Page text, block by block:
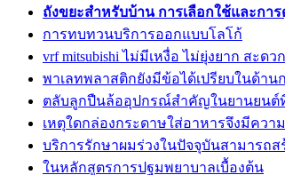
ถังขยะสำหรับบ้าน การเลือกใช้และกา
การทบทวนบริการออกแบบโลโก้
vrf mitsubishi ไม่มีเหงื่อ ไม่ยุ่งยาก สะด
พาเลทพลาสติกยังมีข้อได้เปรียบในด้า
ตลับลูกปืนล้ออุปกรณ์สำคัญในยานยนต์
เหตุใดกล่องกระดาษใส่อาหารจึงมีควา
บริการรักษาผมร่วงในปัจจุบันสามารถ
ในหลักสูตรการปฐมพยาบาลเบื้องต้น